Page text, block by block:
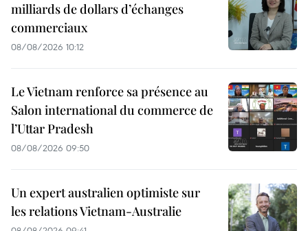
milliards de dollars d’échanges
commerciaux
08/08/2026 10:12
Le Vietnam renforce sa présence au
Salon international du commerce de
l’Uttar Pradesh
08/08/2026 09:50
Un expert australien optimiste sur
les relations Vietnam-Australie